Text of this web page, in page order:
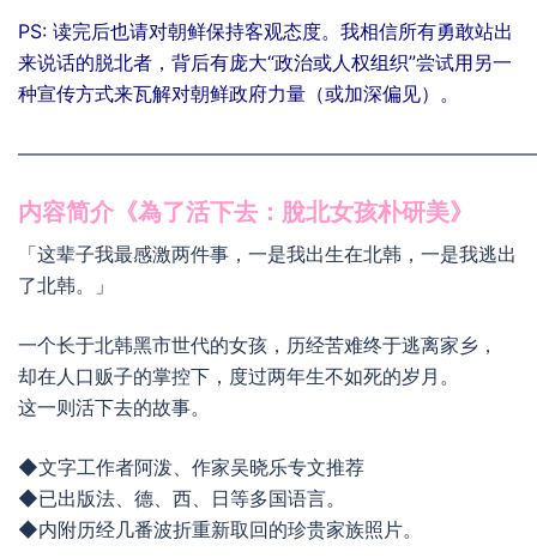
PS: 读完后也请对朝鲜保持客观态度。我相信所有勇敢站出
来说话的脱北者，背后有庞大“政治或人权组织”尝试用另一
种宣传方式来瓦解对朝鲜政府力量（或加深偏见）。
内容简介《為了活下去：脫北女孩朴研美》
「这辈子我最感激两件事，一是我出生在北韩，一是我逃出
了北韩。」
一个长于北韩黑市世代的女孩，历经苦难终于逃离家乡，
却在人口贩子的掌控下，度过两年生不如死的岁月。
这一则活下去的故事。
◆文字工作者阿泼、作家吴晓乐专文推荐
◆已出版法、德、西、日等多国语言。
◆内附历经几番波折重新取回的珍贵家族照片。